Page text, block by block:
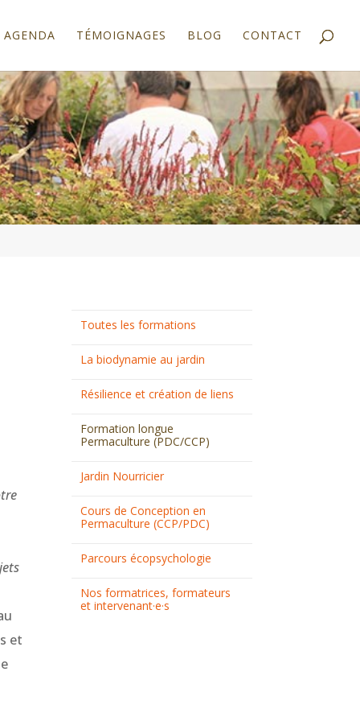
AGENDA TÉMOIGNAGES BLOG CONTACT
et
Toutes les formations
La biodynamie au jardin
Résilience et création de liens
Formation longue
Permaculture (PDC/CCP)
Jardin Nourricier
Cours de Conception en
Permaculture (CCP/PDC)
Parcours écopsychologie
Nos formatrices, formateurs
et intervenant·e·s